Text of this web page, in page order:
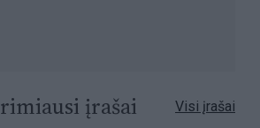
įrašai Visi įrašai